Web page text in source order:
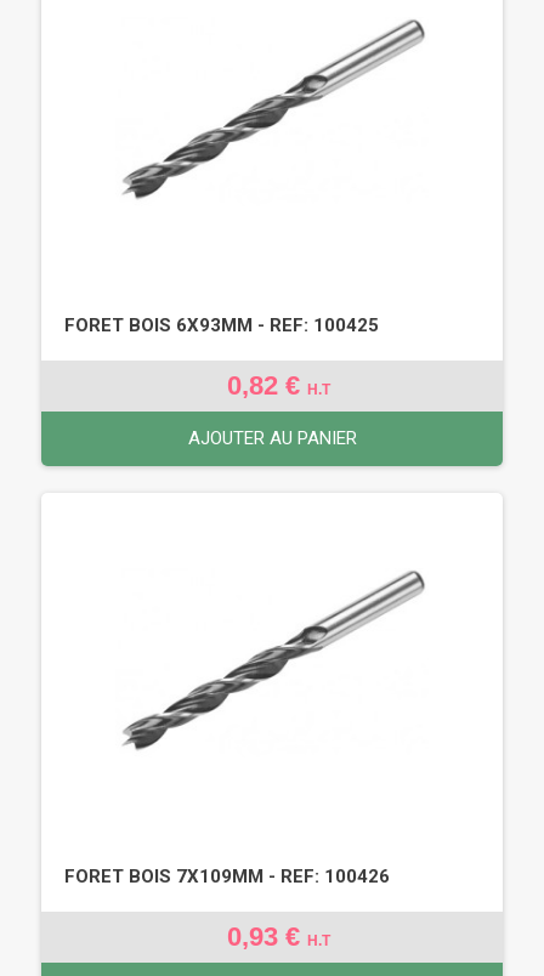
FORET BOIS 6X93MM - REF: 100425
0,82 € H.T
AJOUTER AU PANIER
FORET BOIS 7X109MM - REF: 100426
0,93 € H.T